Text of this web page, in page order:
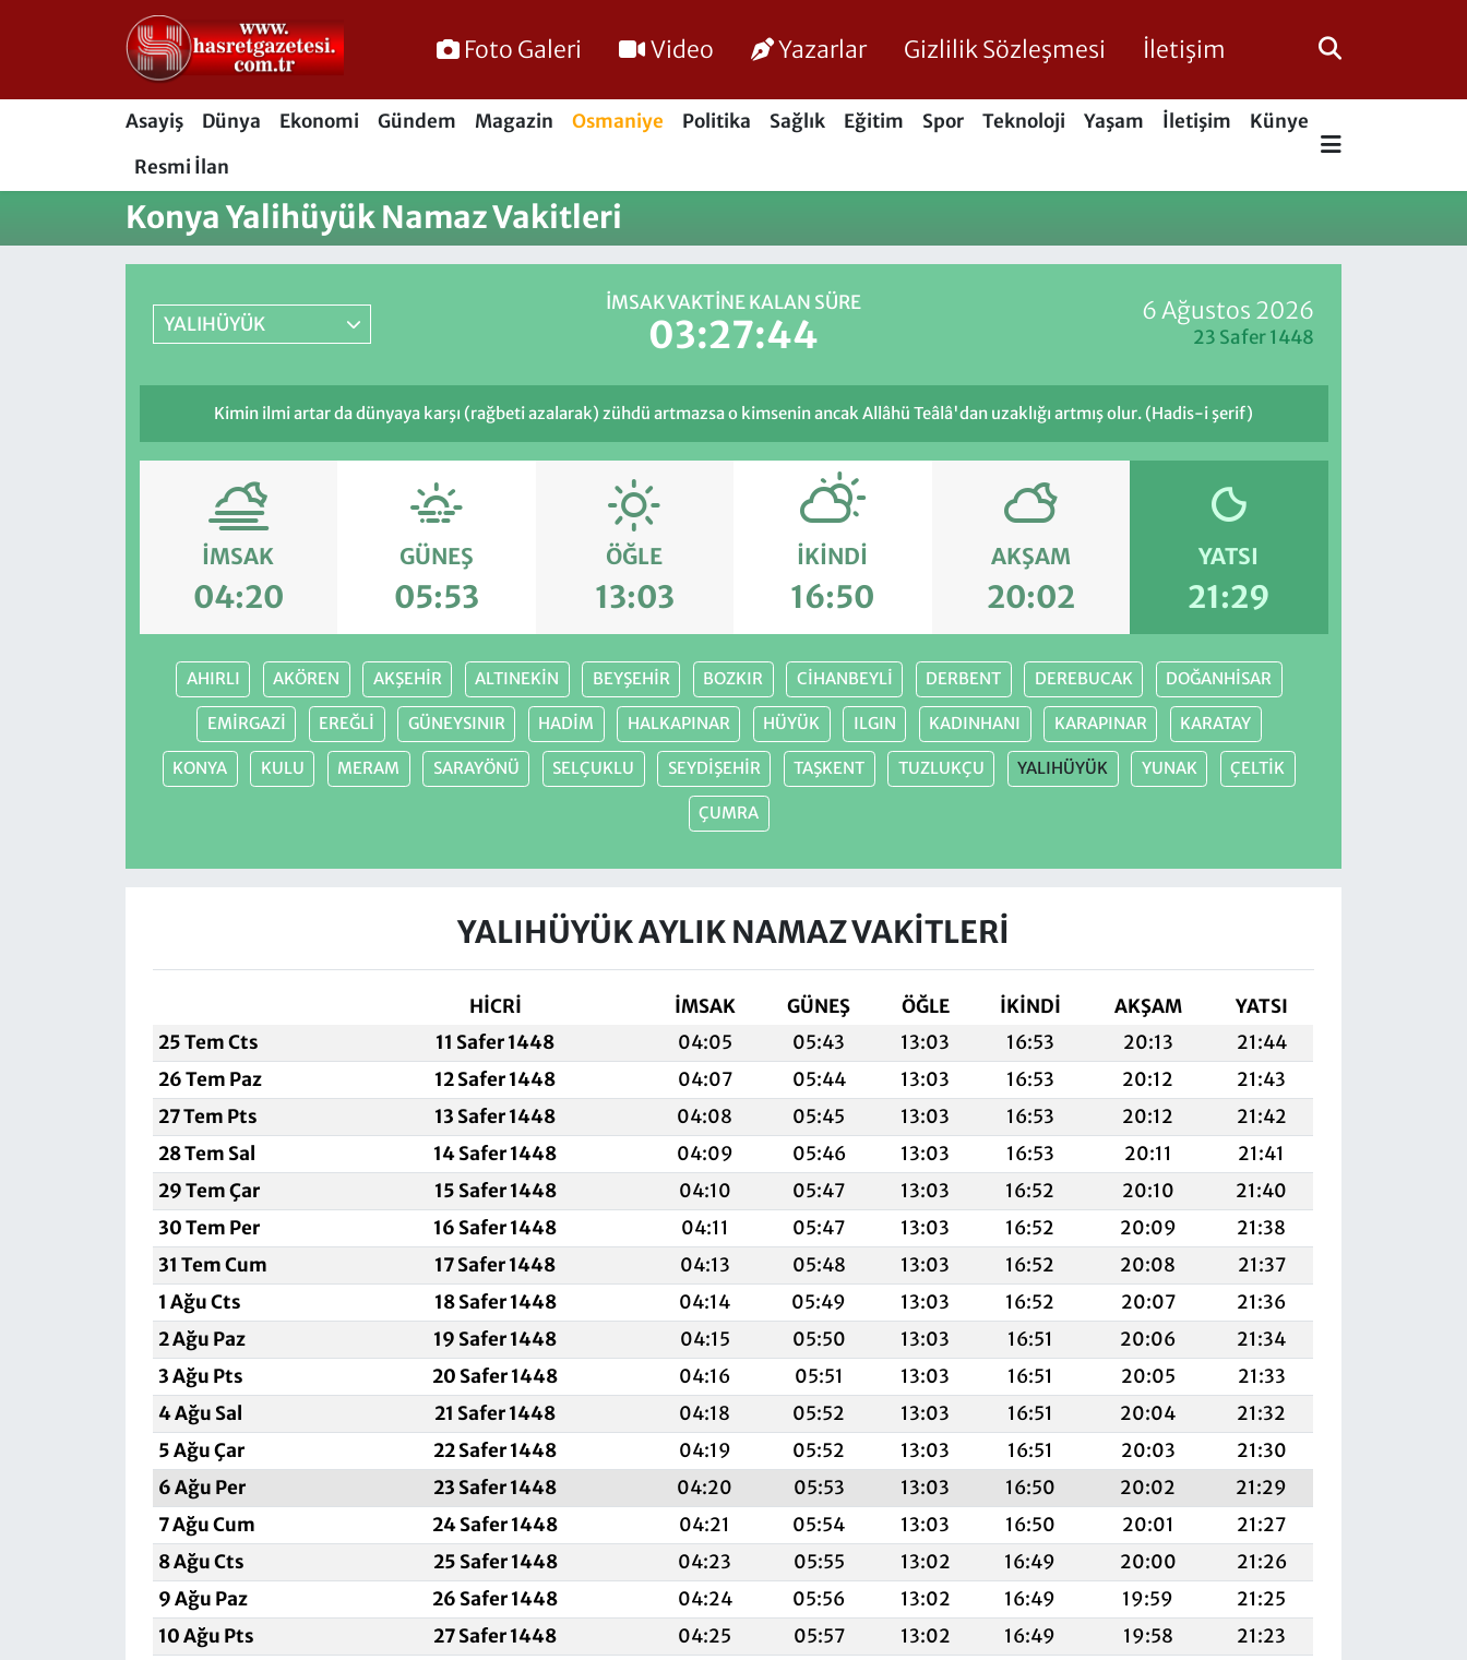
Foto Galeri Video Yazarlar Gizlilik Sözleşmesi İletişim
Asayiş Dünya Ekonomi Gündem Magazin Osmaniye Politika Sağlık Eğitim Spor Teknoloji Yaşam İletişim
Künye
Resmi İlan
Konya Yalihüyük Namaz Vakitleri
YALIHÜYÜK
İMSAK VAKTINE KALAN SÜRE
03:27:44
6 Ağustos 2026
23 Safer 1448
Kimin ilmi artar da dünyaya karşı (rağbeti azalarak) zühdü artmazsa o kimsenin ancak Allâhü Teâlâ'dan uzaklığı artmış olur. (Hadis-i şerif)
İMSAK
04:20
GÜNEŞ
05:53
ÖĞLE
13:03
İKINDI
16:50
AKŞAM
20:02
YATSI
21:29
AHIRLI AKÖREN AKŞEHİR ALTINEKİN BEYŞEHİR BOZKIR CİHANBEYLİ DERBENT DEREBUCAK DOĞANHİSAR
EMİRGAZİ EREĞLİ GÜNEYSINIR HADİM HALKAPINAR HÜYÜK ILGIN KADINHANI KARAPINAR KARATAY
KONYA KULU MERAM SARAYÖNÜ SELÇUKLU SEYDİŞEHİR TAŞKENT TUZLUKÇU YALIHÜYÜK YUNAK ÇELTİK
ÇUMRA
YALIHÜYÜK AYLIK NAMAZ VAKITLERI
HİCRİ İMSAK GÜNEŞ ÖĞLE İKINDI AKŞAM
YATSI
25 Tem Cts
11 Safer 1448 04:05 05:43 13:03 16:53 20:13
21:44
26 Tem Paz
12 Safer 1448 04:07 05:44 13:03 16:53 20:12
21:43
27 Tem Pts
13 Safer 1448 04:08 05:45 13:03 16:53 20:12
21:42
28 Tem Sal
14 Safer 1448 04:09 05:46 13:03 16:53 20:11
21:41
29 Tem Çar
15 Safer 1448 04:10 05:47 13:03 16:52 20:10
21:40
30 Tem Per
16 Safer 1448 04:11 05:47 13:03 16:52 20:09
21:38
31 Tem Cum
17 Safer 1448 04:13 05:48 13:03 16:52 20:08
21:37
1 Ağu Cts
18 Safer 1448 04:14 05:49 13:03 16:52 20:07
21:36
2 Ağu Paz
19 Safer 1448 04:15 05:50 13:03 16:51 20:06
21:34
3 Ağu Pts
20 Safer 1448 04:16 05:51 13:03 16:51 20:05
21:33
4 Ağu Sal
21 Safer 1448 04:18 05:52 13:03 16:51 20:04
21:32
5 Ağu Çar
22 Safer 1448 04:19 05:52 13:03 16:51 20:03
21:30
6 Ağu Per
23 Safer 1448 04:20 05:53 13:03 16:50 20:02
21:29
7 Ağu Cum
24 Safer 1448 04:21 05:54 13:03 16:50 20:01
21:27
8 Ağu Cts
25 Safer 1448 04:23 05:55 13:02 16:49 20:00
21:26
9 Ağu Paz
26 Safer 1448 04:24 05:56 13:02 16:49 19:59
21:25
10 Ağu Pts
27 Safer 1448 04:25 05:57 13:02 16:49 19:58
21:23
Osmaniye Nöbetçi Eczaneler
Osmaniye Hava Durumu
Osmaniye Trafik Yoğunluk Haritası
Süper Lig Puan Durumu ve Fikstür
Tüm Manşetler